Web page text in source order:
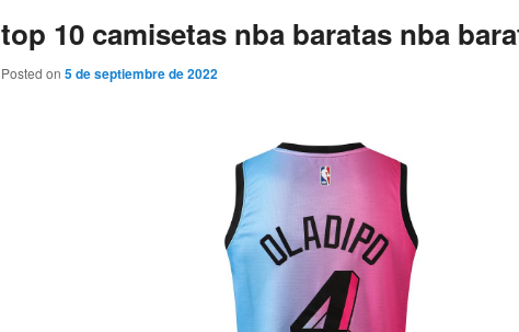
top 10 camisetas nba baratas nba
Posted on 5 de septiembre de 2022